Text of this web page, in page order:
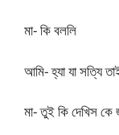
মা- কি বললি
আমি- হ্যা যা সত্যি
মা- তুই কি দেখিস